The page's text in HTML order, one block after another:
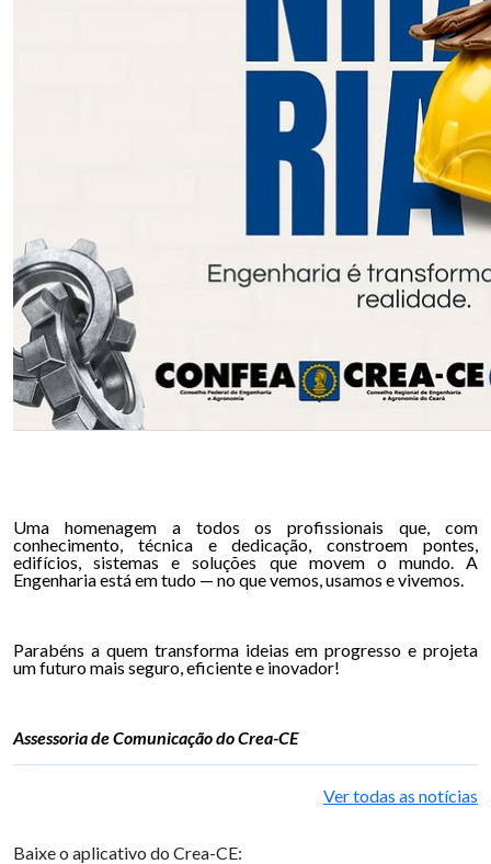
Uma homenagem a todos os profissionais que, com
conhecimento, técnica e dedicação, constroem pontes,
edifícios, sistemas e soluções que movem o mundo. A
Engenharia está em tudo — no que vemos, usamos e vivemos.
Parabéns a quem transforma ideias em progresso e projeta
um futuro mais seguro, eficiente e inovador!
Assessoria de Comunicação do Crea-CE
Ver todas as notícias
Baixe o aplicativo do Crea-CE: